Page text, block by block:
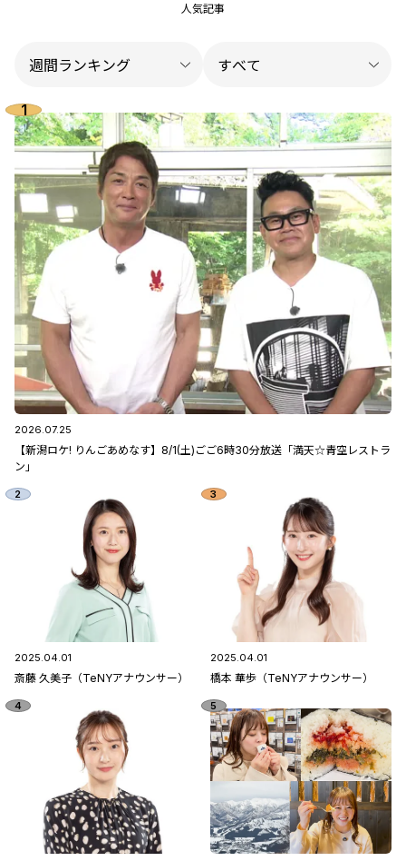
人気記事
2026.07.25
【新潟ロケ! りんごあめなす】8/1(土)ごご6時30分放送「満天☆青空レストラ
ン」
2025.04.01
斎藤 久美子（TeNYアナウンサー）
2025.04.01
橋本 華歩（TeNYアナウンサー）